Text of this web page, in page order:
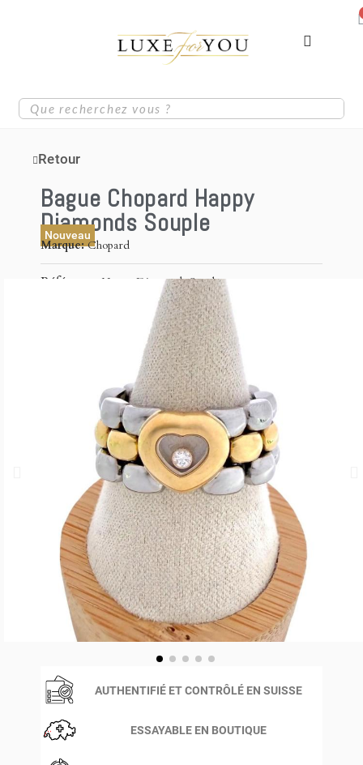
Retour
Bague Chopard Happy
Diamonds Souple
Nouveau
Marque Chopard
Référence Happy Diamonds Souple
AUTHENTIFIÉ ET CONTRÔLÉ EN SUISSE
ESSAYABLE EN BOUTIQUE